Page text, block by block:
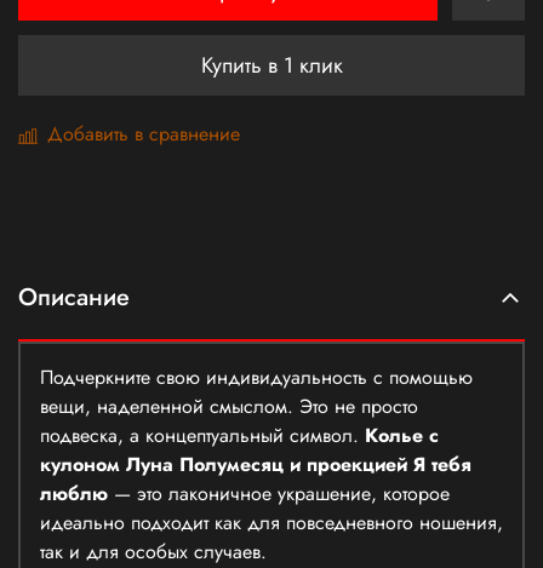
Купить в 1 клик
Добавить в сравнение
Описание
Подчеркните свою индивидуальность с помощью
вещи, наделенной смыслом. Это не просто
подвеска, а концептуальный символ. Колье с
кулоном Луна Полумесяц и проекцией Я тебя
люблю — это лаконичное украшение, которое
идеально подходит как для повседневного ношения,
так и для особых случаев.